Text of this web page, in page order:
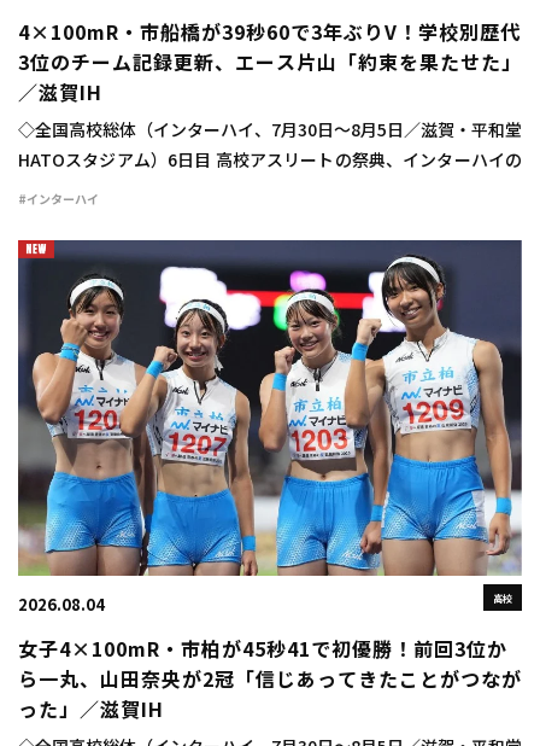
4×100mR・市船橋が39秒60で3年ぶりV！学校別歴代
3位のチーム記録更新、エース片山「約束を果たせた」
／滋賀IH
◇全国高校総体（インターハイ、7月30日～8月5日／滋賀・平和堂
HATOスタジアム）6日目 高校アスリートの祭典、インターハイの
6日目が行われ、男子4×100mリレーは市船橋（千葉）が高校歴代
#インターハイ
高校
2026.08.04
女子4×100mR・市柏が45秒41で初優勝！前回3位か
ら一丸、山田奈央が2冠「信じあってきたことがつなが
った」／滋賀IH